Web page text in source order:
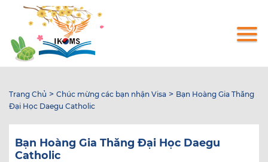
dung
Trang Chủ > Chúc mừng các bạn nhận Visa > Bạn Hoàng Gia Thăng
Đại Học Daegu Catholic
Bạn Hoàng Gia Thăng Đại Học Daegu
Catholic